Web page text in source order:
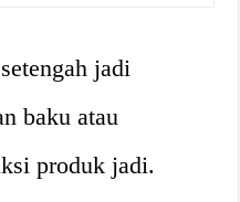
jadi
baku atau
produk jadi.